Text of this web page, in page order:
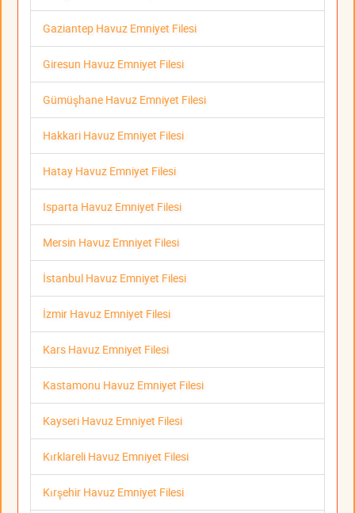
Gaziantep Havuz Emniyet Filesi
Giresun Havuz Emniyet Filesi
Gümüşhane Havuz Emniyet Filesi
Hakkari Havuz Emniyet Filesi
Hatay Havuz Emniyet Filesi
Isparta Havuz Emniyet Filesi
Mersin Havuz Emniyet Filesi
İstanbul Havuz Emniyet Filesi
İzmir Havuz Emniyet Filesi
Kars Havuz Emniyet Filesi
Kastamonu Havuz Emniyet Filesi
Kayseri Havuz Emniyet Filesi
Kırklareli Havuz Emniyet Filesi
Kırşehir Havuz Emniyet Filesi